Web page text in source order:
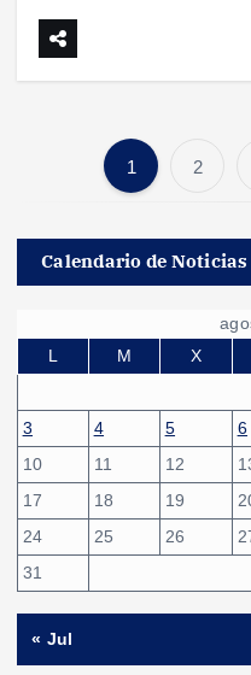
1 2
Calendario de Noticias
L
M X
3
4 5 6
10
11 12
17
18 19
24
25 26
31
« Jul